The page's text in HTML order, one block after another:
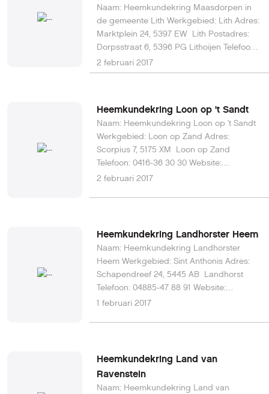
Naam: Heemkundekring Maasdorpen in
de gemeente Lith Werkgebied: Lith Adres:
Marktplein 24, 5397 EW Lith Postadres:
Dorpsstraat 6, 5396 PG Lithoijen Telefoon:
0412 482 216 Website:
heemkundekringlith.nl E-mail:
2 februari 2017
Heemkundekring Loon op 't Sandt
Naam: Heemkundekring Loon op 't Sandt
Werkgebied: Loon op Zand Adres:
Scorpius 7, 5175 XM Loon op Zand
Telefoon: 0416-36 30 30 Website:
heemkundekringloonoptsandt.nl E-mail:
2 februari 2017
Heemkundekring Landhorster Heem
Naam: Heemkundekring Landhorster
Heem Werkgebied: Sint Anthonis Adres:
Schapendreef 24, 5445 AB Landhorst
Telefoon: 04885-47 88 91 Website:
www.woneninlandhorst.nl/landhorster-
1 februari 2017
Heemkundekring Land van
Ravenstein
Naam: Heemkundekring Land van